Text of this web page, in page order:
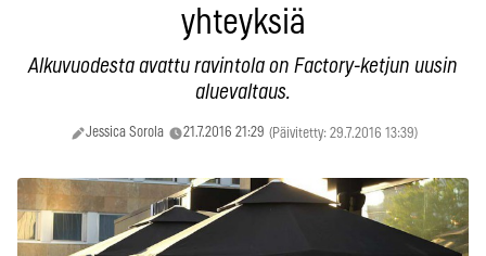
yhteyksiä
Alkuvuodesta avattu ravintola on Factory-ketjun uusin
aluevaltaus.
Jessica Sorola 21.7.2016 21:29 (Päivitetty: 29.7.2016 13:39)